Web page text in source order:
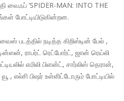
வைஃப் ‘SPIDER-MAN: INTO THE
போட்டியிடுகின்றன.
படத்தில் நடித்த கிறிஸ்டின் பேல் ,
ராபர்ட் ரெட்போர்ட், ஜான் ரெய்லி
எமிலி பிளன்ட், சார்லிஸ் தெரான்,
எல்சி பிஷர் உள்ளிட்டோரும் போட்டியில்